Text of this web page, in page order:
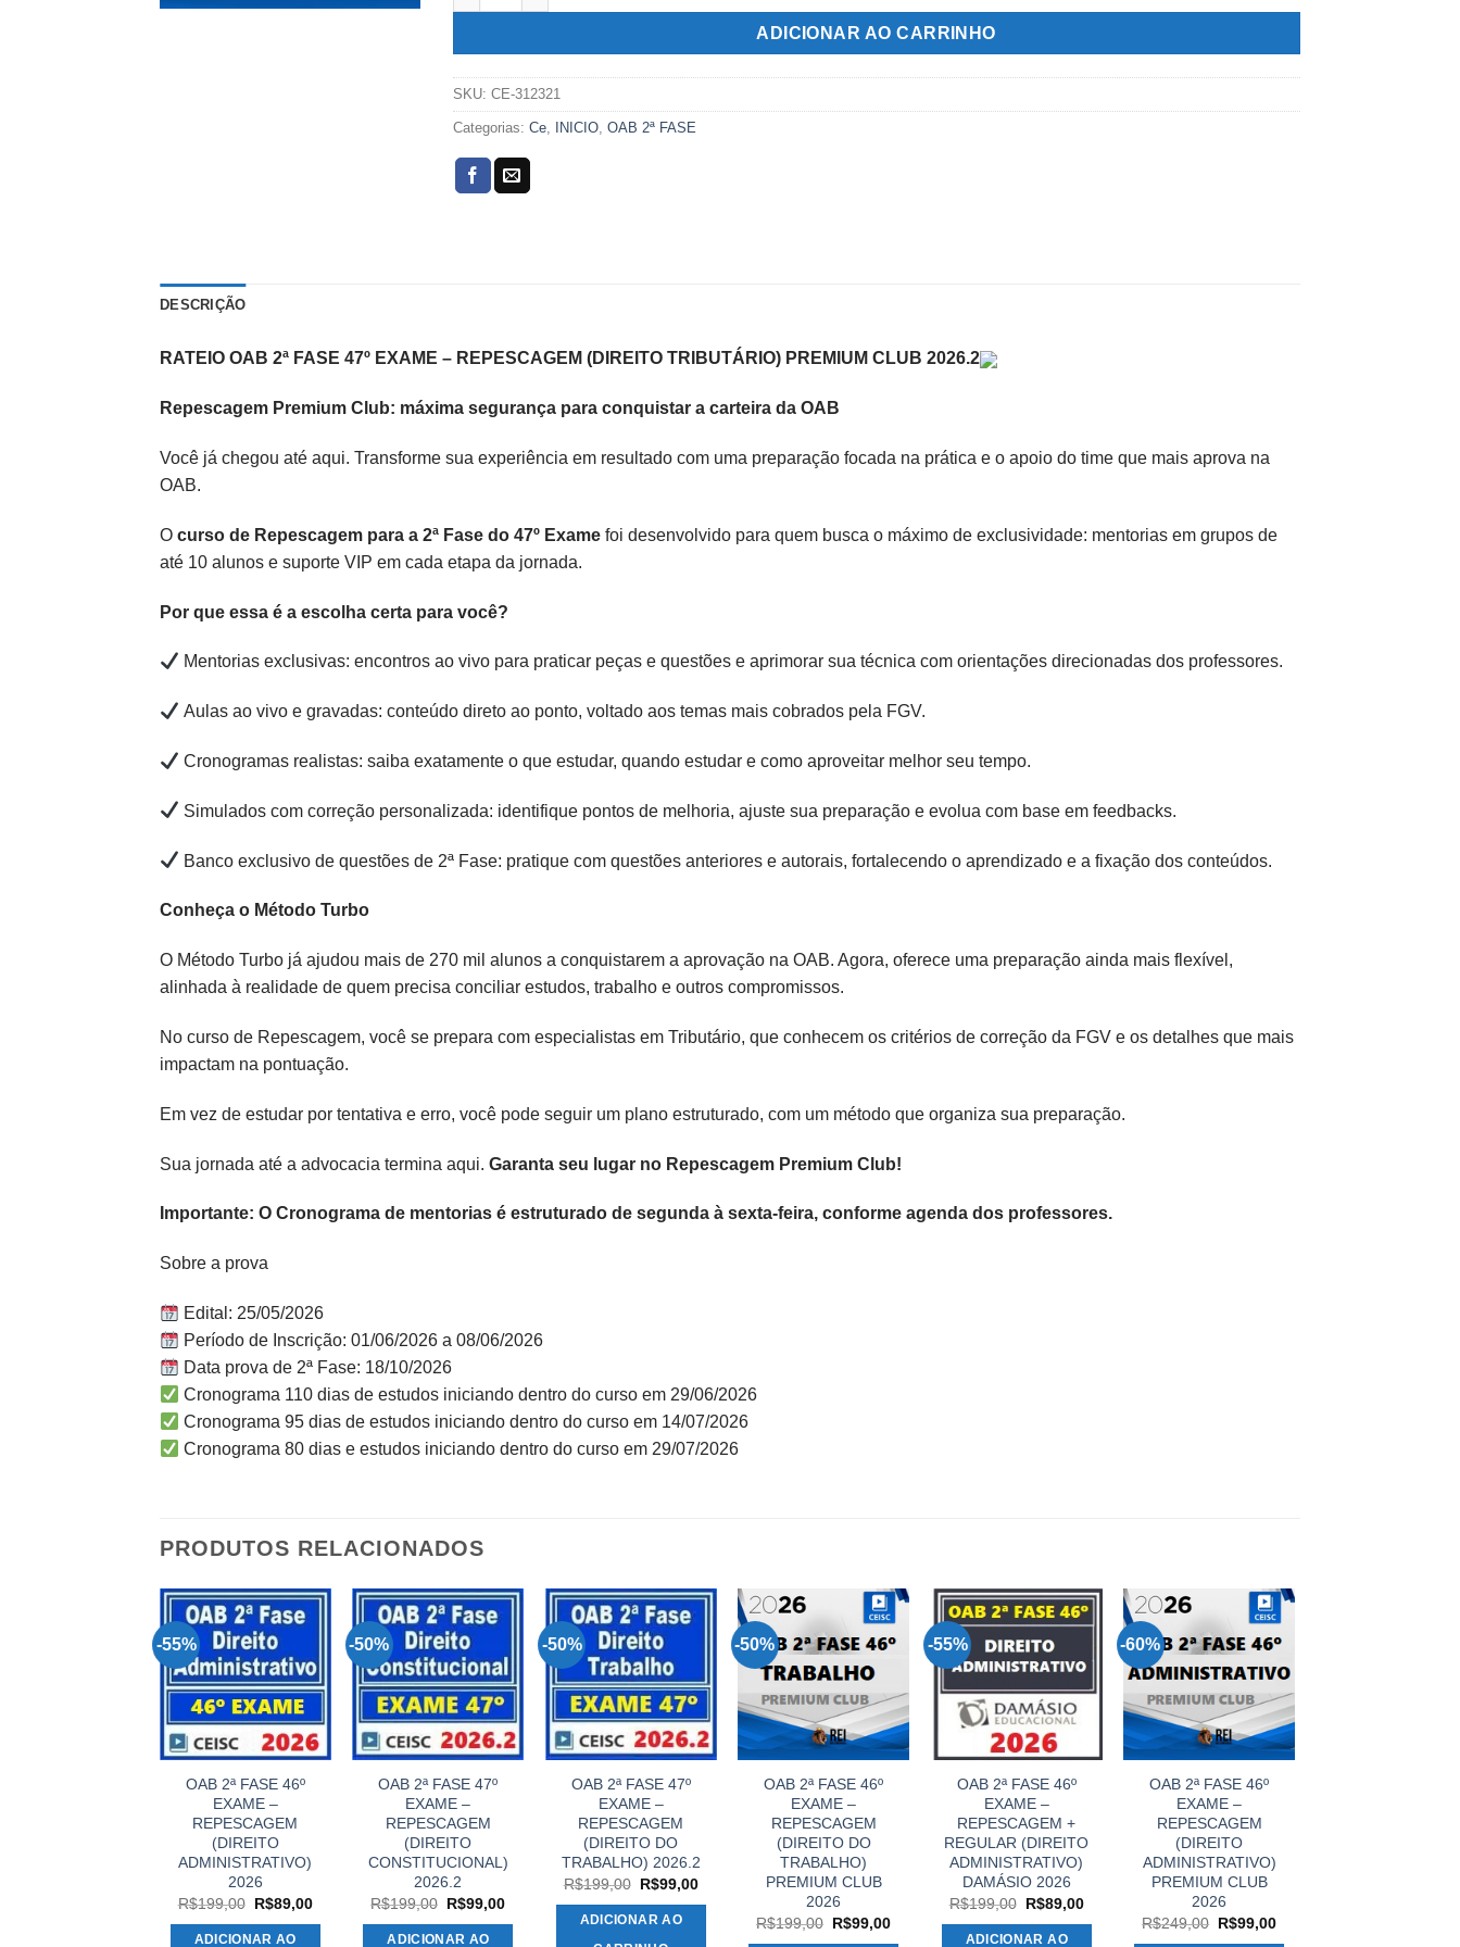
R$299,00.R$109,00.
ADICIONAR AO CARRINHO
SKU: CE-312321
Categorias: Ce INICIO OAB 2ª FASE
DESCRIÇÃO
RATEIO OAB 2ª FASE 47º EXAME – REPESCAGEM (DIREITO TRIBUTÁRIO) PREMIUM CLUB 2026.2
Repescagem Premium Club: máxima segurança para conquistar a carteira da OAB
Você já chegou até aqui. Transforme sua experiência em resultado com uma preparação focada na prática e o apoio do time que mais aprova na
OAB.
O curso de Repescagem para a 2ª Fase do 47º Exame foi desenvolvido para quem busca o máximo de exclusividade: mentorias em grupos de
até 10 alunos e suporte VIP em cada etapa da jornada.
Por que essa é a escolha certa para você?
Mentorias exclusivas: encontros ao vivo para praticar peças e questões e aprimorar sua técnica com orientações direcionadas dos professores.
Aulas ao vivo e gravadas: conteúdo direto ao ponto, voltado aos temas mais cobrados pela FGV.
Cronogramas realistas: saiba exatamente o que estudar, quando estudar e como aproveitar melhor seu tempo.
Simulados com correção personalizada: identifique pontos de melhoria, ajuste sua preparação e evolua com base em feedbacks.
Banco exclusivo de questões de 2ª Fase: pratique com questões anteriores e autorais, fortalecendo o aprendizado e a fixação dos conteúdos.
Conheça o Método Turbo
O Método Turbo já ajudou mais de 270 mil alunos a conquistarem a aprovação na OAB. Agora, oferece uma preparação ainda mais flexível,
alinhada à realidade de quem precisa conciliar estudos, trabalho e outros compromissos.
No curso de Repescagem, você se prepara com especialistas em Tributário, que conhecem os critérios de correção da FGV e os detalhes que mais
impactam na pontuação.
Em vez de estudar por tentativa e erro, você pode seguir um plano estruturado, com um método que organiza sua preparação.
Sua jornada até a advocacia termina aqui. Garanta seu lugar no Repescagem Premium Club!
Importante: O Cronograma de mentorias é estruturado de segunda à sexta-feira, conforme agenda dos professores.
Sobre a prova
Edital: 25/05/2026
Período de Inscrição: 01/06/2026 a 08/06/2026
Data prova de 2ª Fase: 18/10/2026
Cronograma 110 dias de estudos iniciando dentro do curso em 29/06/2026
Cronograma 95 dias de estudos iniciando dentro do curso em 14/07/2026
Cronograma 80 dias e estudos iniciando dentro do curso em 29/07/2026
PRODUTOS RELACIONADOS
-55%
OAB 2ª FASE 46º
EXAME –
REPESCAGEM
(DIREITO
ADMINISTRATIVO)
2026
R$199,00 O
original
R$89,00O
ADICIONAR AO
-50%
OAB 2ª FASE 47º
EXAME –
REPESCAGEM
(DIREITO
CONSTITUCIONAL)
2026.2
R$199,00 O
original
R$99,00O
ADICIONAR AO
-50%
OAB 2ª FASE 47º
EXAME –
REPESCAGEM
(DIREITO DO
TRABALHO) 2026.2
R$199,00 O
original
era:
R$99,00O
ADICIONAR AO
-50%
OAB 2ª FASE 46º
EXAME –
REPESCAGEM
(DIREITO DO
TRABALHO)
PREMIUM CLUB
2026
R$199,00 O
R$99,00O
-55%
OAB 2ª FASE 46º
EXAME –
REPESCAGEM +
REGULAR (DIREITO
ADMINISTRATIVO)
DAMÁSIO 2026
R$199,00 O
original
R$89,00O
ADICIONAR AO
-60%
OAB 2ª FASE 46º
EXAME –
REPESCAGEM
(DIREITO
ADMINISTRATIVO)
PREMIUM CLUB
2026
R$249,00 O
R$99,00O